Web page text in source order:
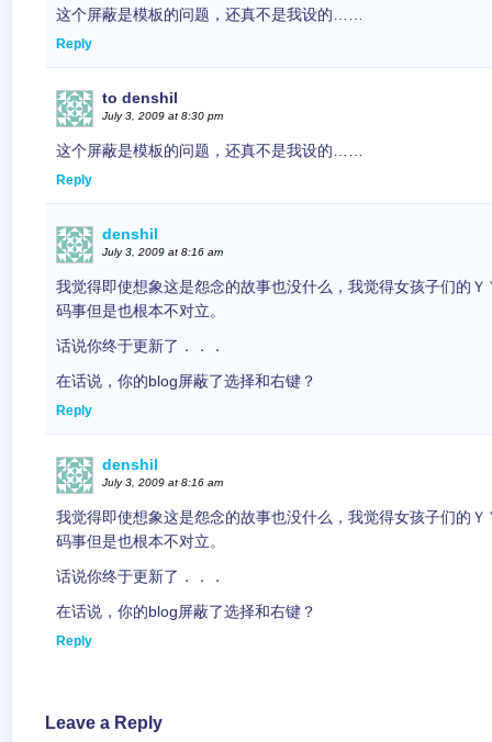
这个屏蔽是模板的问题，还真不是我设的……
Reply
to denshil
July 3, 2009 at 8:30 pm
这个屏蔽是模板的问题，还真不是我设的……
Reply
denshil
July 3, 2009 at 8:16 am
我觉得即使想象这是怨念的故事也没什么，我觉得女孩子们的
码事但是也根本不对立。
话说你终于更新了．．．
在话说，你的blog屏蔽了选择和右键？
Reply
denshil
July 3, 2009 at 8:16 am
我觉得即使想象这是怨念的故事也没什么，我觉得女孩子们的
码事但是也根本不对立。
话说你终于更新了．．．
在话说，你的blog屏蔽了选择和右键？
Reply
Leave a Reply